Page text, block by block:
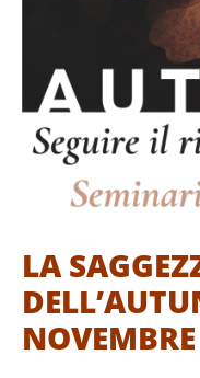
LA
NOVEMBRE